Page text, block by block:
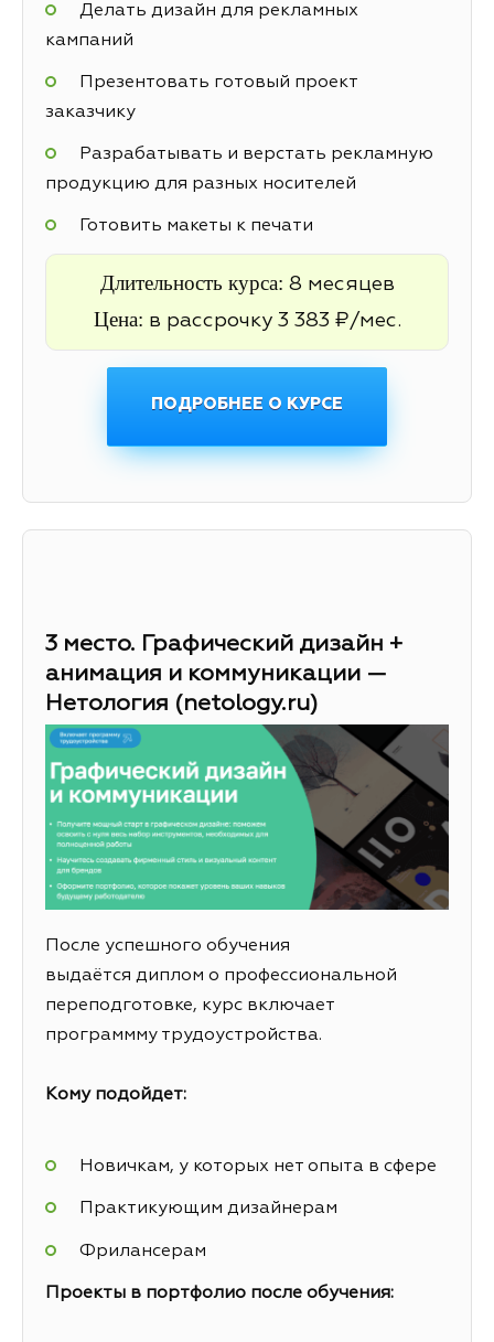
Делать дизайн для рекламных
кампаний
Презентовать готовый проект
заказчику
Разрабатывать и верстать рекламную
продукцию для разных носителей
Готовить макеты к печати
Длительность курса: 8 месяцев
Цена: в рассрочку 3 383 ₽/мес.
ПОДРОБНЕЕ О КУРСЕ
3 место. Графический дизайн +
анимация и коммуникации —
Нетология (netology.ru)
После успешного обучения
выдаётся диплом о профессиональной
переподготовке, курс включает
программму трудоустройства.
Кому подойдет:
Новичкам, у которых нет опыта в сфере
Практикующим дизайнерам
Фрилансерам
Проекты в портфолио после обучения: